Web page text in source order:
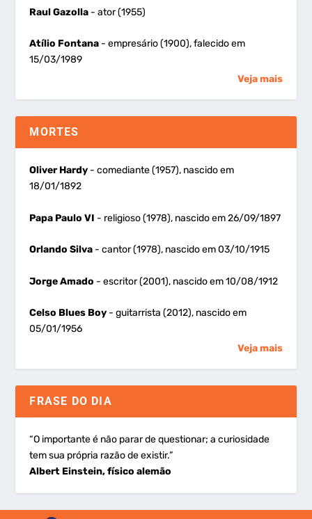
Raul Gazolla - ator (1955)
Atílio Fontana - empresário (1900), falecido em
15/03/1989
Veja mais
MORTES
Oliver Hardy - comediante (1957), nascido em
18/01/1892
Papa Paulo VI - religioso (1978), nascido em 26/09/1897
Orlando Silva - cantor (1978), nascido em 03/10/1915
Jorge Amado - escritor (2001), nascido em 10/08/1912
Celso Blues Boy - guitarrista (2012), nascido em
05/01/1956
Veja mais
FRASE DO DIA
“O importante é não parar de questionar; a curiosidade
tem sua própria razão de existir.”
Albert Einstein, físico alemão